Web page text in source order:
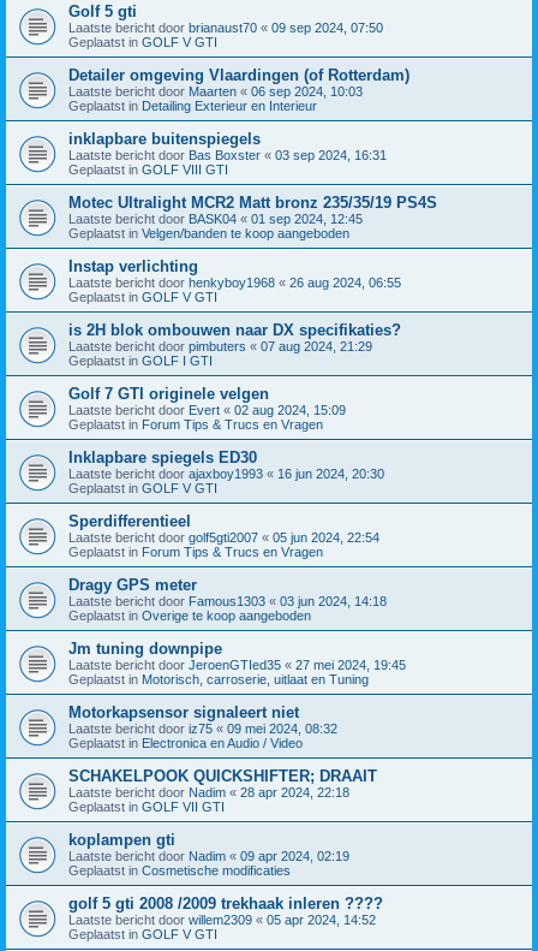
Golf 5 gti
Laatste bericht door brianaust70 « 09 sep 2024, 07:50
Geplaatst in GOLF V GTI
Detailer omgeving Vlaardingen (of Rotterdam)
Laatste bericht door Maarten « 06 sep 2024, 10:03
Geplaatst in Detailing Exterieur en Interieur
inklapbare buitenspiegels
Laatste bericht door Bas Boxster « 03 sep 2024, 16:31
Geplaatst in GOLF VIII GTI
Motec Ultralight MCR2 Matt bronz 235/35/19 PS4S
Laatste bericht door BASK04 « 01 sep 2024, 12:45
Geplaatst in Velgen/banden te koop aangeboden
Instap verlichting
Laatste bericht door henkyboy1968 « 26 aug 2024, 06:55
Geplaatst in GOLF V GTI
is 2H blok ombouwen naar DX specifikaties?
Laatste bericht door pimbuters « 07 aug 2024, 21:29
Geplaatst in GOLF I GTI
Golf 7 GTI originele velgen
Laatste bericht door Evert « 02 aug 2024, 15:09
Geplaatst in Forum Tips & Trucs en Vragen
Inklapbare spiegels ED30
Laatste bericht door ajaxboy1993 « 16 jun 2024, 20:30
Geplaatst in GOLF V GTI
Sperdifferentieel
Laatste bericht door golf5gti2007 « 05 jun 2024, 22:54
Geplaatst in Forum Tips & Trucs en Vragen
Dragy GPS meter
Laatste bericht door Famous1303 « 03 jun 2024, 14:18
Geplaatst in Overige te koop aangeboden
Jm tuning downpipe
Laatste bericht door JeroenGTIed35 « 27 mei 2024, 19:45
Geplaatst in Motorisch, carroserie, uitlaat en Tuning
Motorkapsensor signaleert niet
Laatste bericht door iz75 « 09 mei 2024, 08:32
Geplaatst in Electronica en Audio / Video
SCHAKELPOOK QUICKSHIFTER; DRAAIT
Laatste bericht door Nadim « 28 apr 2024, 22:18
Geplaatst in GOLF VII GTI
koplampen gti
Laatste bericht door Nadim « 09 apr 2024, 02:19
Geplaatst in Cosmetische modificaties
golf 5 gti 2008 /2009 trekhaak inleren ????
Laatste bericht door willem2309 « 05 apr 2024, 14:52
Geplaatst in GOLF V GTI